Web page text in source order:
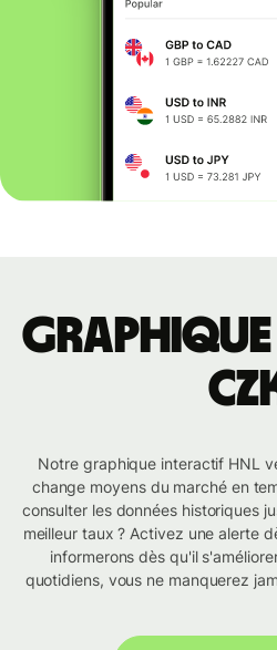
Graphique
Notre graphique interactif HNL
change moyens du marché en
consulter les données historiques
meilleur taux ? Activez une alerte
informerons dès qu'il
quotidiens, vous ne manquerez